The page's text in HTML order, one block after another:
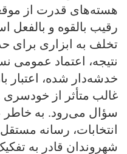
هسته‌های قدرت از
رقیب بالقوه و بالفعل
تخلف به ابزاری
نتیجه، اعتماد
خدشه‌دار شده، اعتبار
غالب متأثر از
سؤال می‌رود. به خاطر
انتخابات، رسانه
شهروندان قادر به